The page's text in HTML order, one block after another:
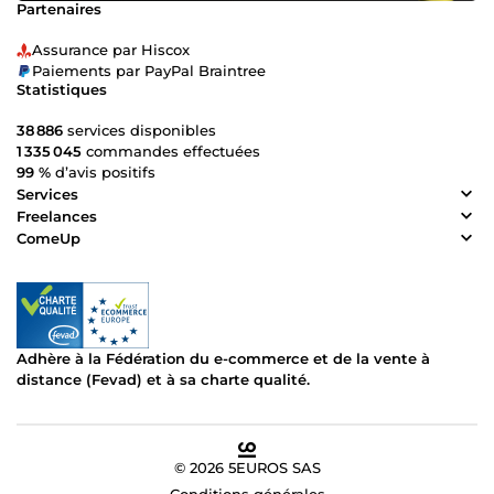
Partenaires
Assurance par Hiscox
Paiements par PayPal Braintree
Statistiques
38 886 services disponibles
1 335 045 commandes effectuées
99 % d’avis positifs
Services
Freelances
ComeUp
Adhère à la Fédération du e-commerce et de la vente à
distance (Fevad) et à sa charte qualité.
© 2026 5EUROS SAS